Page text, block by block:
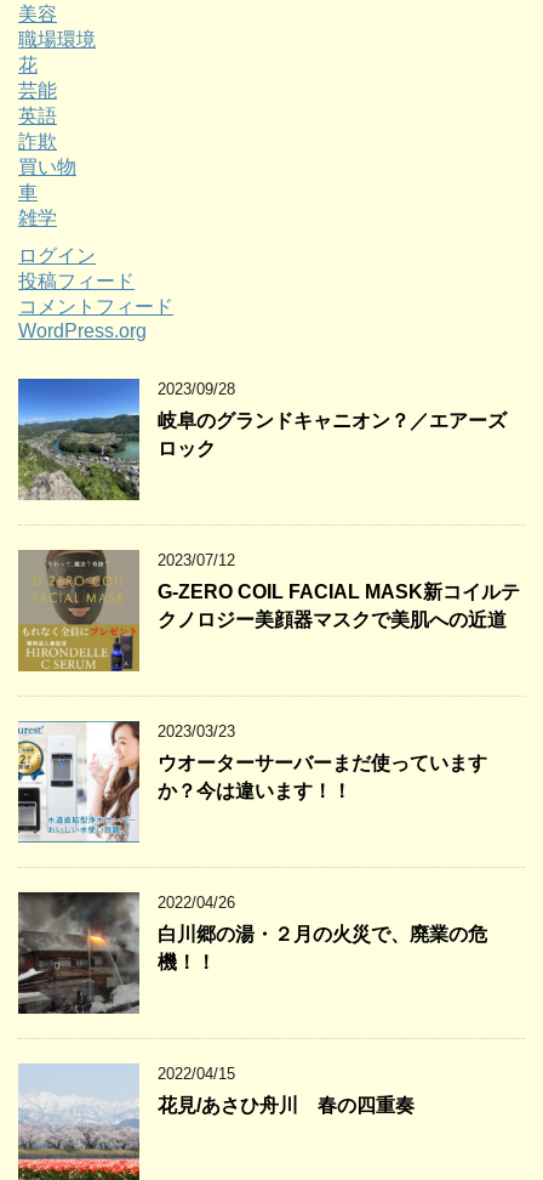
美容
職場環境
花
芸能
英語
詐欺
買い物
車
雑学
ログイン
投稿フィード
コメントフィード
WordPress.org
2023/09/28
岐阜のグランドキャニオン？／エアーズ
ロック
2023/07/12
G-ZERO COIL FACIAL MASK新コイルテ
クノロジー美顔器マスクで美肌への近道
2023/03/23
ウオーターサーバーまだ使っています
か？今は違います！！
2022/04/26
白川郷の湯・２月の火災で、廃業の危
機！！
2022/04/15
花見/あさひ舟川 春の四重奏